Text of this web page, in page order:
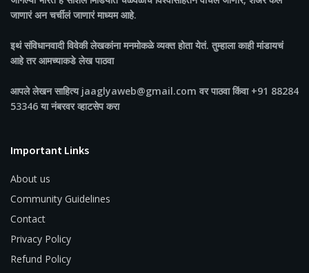
जाणारं अन चर्चीलं जाणारं माध्यम आहे.
इथं संविधानवादी विवेकी लेखकांना मनमोकळे व्यक्त होता येतं. तुम्हाला काही मांडायचं
आहे तर आमच्याकडे लेख पाठवा
आपले लेखन साहित्य jaaglyaweb@gmail.com वर पाठवा किंवा +91 88284
53346 या नंबरवर व्हाटसेप करा
Important Links
About us
Community Guidelines
Contact
Privacy Policy
Refund Policy